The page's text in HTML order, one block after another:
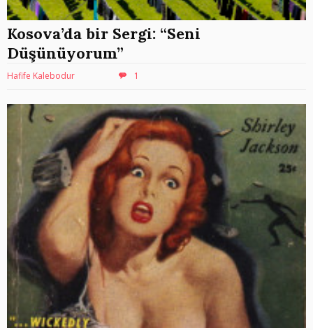
Kosova’da bir Sergi: “Seni
Düşünüyorum”
Hafife Kalebodur 1